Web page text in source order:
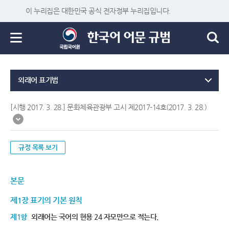
이 누리집은 대한민국 공식 전자정부 누리집입니다.
외래어 표기법
[시행 2017. 3. 28.] 문화체육관광부 고시 제2017-14호(2017. 3. 28.)
규정 목록 보기
본문
제1장 표기의 기본 원칙
제1항 외래어는 국어의 현용 24 자모만으로 적는다.